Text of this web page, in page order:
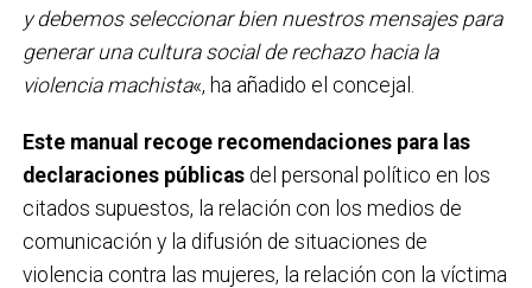
y debemos seleccionar bien nuestros mensajes para
generar una cultura social de rechazo hacia la
violencia machista«, ha añadido el concejal.
Este manual recoge recomendaciones para las
declaraciones públicasdel personal político en los
citados supuestos, la relación con los medios de
comunicación y la difusión de situaciones de
violencia contra las mujeres, la relación con la víctima